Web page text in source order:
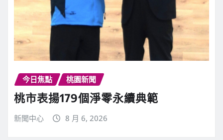
今日焦點 桃園新聞
桃市表揚179個淨零永續典範
新聞中心 8 月 6, 2026